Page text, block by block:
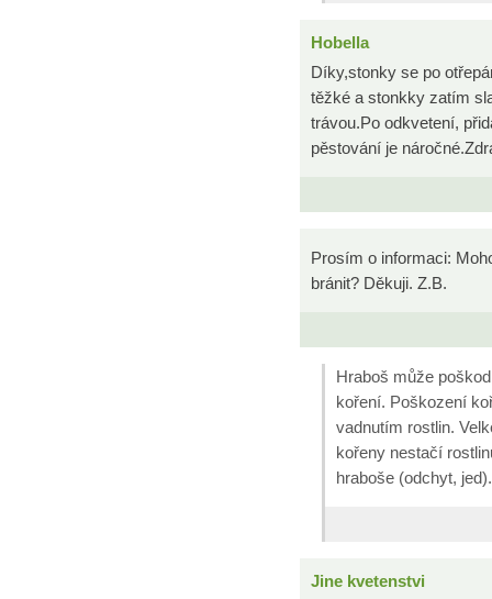
Hobella
Díky,stonky se po
těžké a stonkky zatím
trávou.Po odkvetení,
pěstování je
Prosím o informaci:
bránit? Děkuji. Z.B.
Hraboš může
koření. Poškození
vadnutím rostlin.
kořeny nestačí
hraboše (odchyt,
Jine kvetenstvi